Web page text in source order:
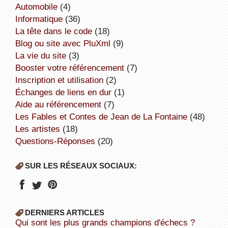
Automobile(4)
informatique(36)
la tête dans le code(18)
Blog ou site avec PluXml (9)
la vie du site(3)
booster votre référencement(7)
inscription et utilisation(2)
échanges de liens en dur(1)
aide au référencement(7)
Les Fables et Contes de Jean de La Fontaine(48)
Les artistes (18)
Questions-Réponses (20)
SUR LES RÉSEAUX SOCIAUX:
DERNIERS ARTICLES
Qui sont les plus grands champions d'échecs ?